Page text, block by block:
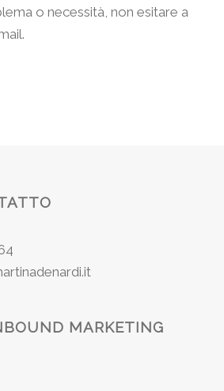
o necessità, non esitare a
MARKETING